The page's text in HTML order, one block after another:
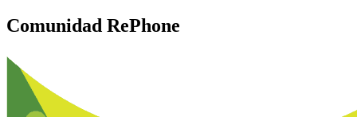
Comunidad RePhone